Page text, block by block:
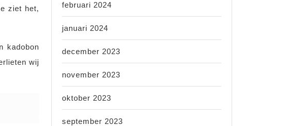
ziet het,
kadobon
wij
februari 2024
januari 2024
december 2023
november 2023
oktober 2023
september 2023